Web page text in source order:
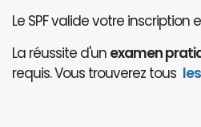
Le SPF valide votre
La réussite d'un examen
requis. Vous trouverez tous